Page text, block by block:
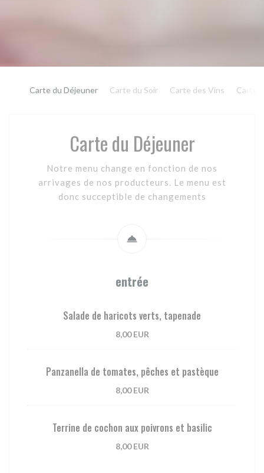
Carte du Déjeuner Carte du Soir Carte des Vins Carte
Carte du Déjeuner
Notre menu change en fonction de nos
arrivages de nos producteurs. Le menu est
donc succeptible de changements
entrée
Salade de haricots verts, tapenade
8,00 EUR
Panzanella de tomates, pêches et pastèque
8,00 EUR
Terrine de cochon aux poivrons et basilic
8,00 EUR